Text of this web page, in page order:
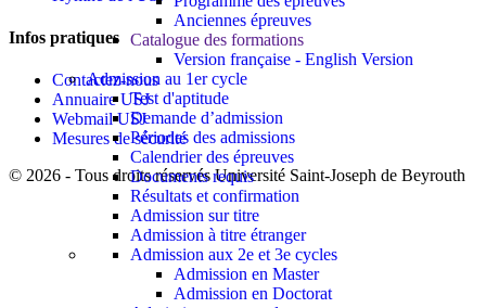
Anciennes épreuves
Catalogue des formations
Version française - English Version
Admission au 1er cycle
Test d'aptitude
Demande d’admission
Périodes des admissions
Calendrier des épreuves
Documents requis
Résultats et confirmation
Admission sur titre
Admission à titre étranger
Admission aux 2e et 3e cycles
Admission en Master
Admission en Doctorat
Infos pratiques
Contactez-nous
Annuaire USJ
Webmail USJ
Mesures de sécurité
© 2026 - Tous droits réservés Université Saint-Joseph de Beyrouth